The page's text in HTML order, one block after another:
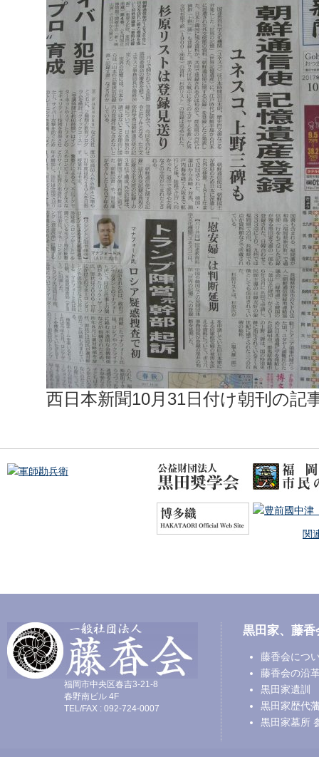
西日本新聞10月31日付け朝刊の記
関
福岡市中央区春吉3-21-8
春野南ビル 4F
TEL/FAX : 092-724-0007
黒田家、藤香
藤香会につ
藤香会の沿
黒田家遺訓
黒田家歴代
黒田家墓所